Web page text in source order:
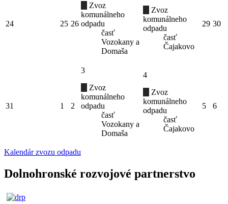
24 25 26
Zvoz
komunálneho
odpadu
časť
Vozokany a
Domaša
Zvoz
komunálneho
odpadu
časť
Čajakovo
29 30
31 1 2
3
Zvoz
komunálneho
odpadu
časť
Vozokany a
Domaša
4
Zvoz
komunálneho
odpadu
časť
Čajakovo
5 6
Kalendár zvozu odpadu
Dolnohronské rozvojové partnerstvo